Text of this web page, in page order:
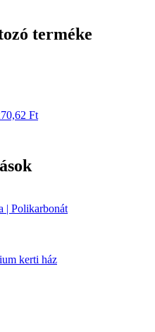
terméke
Ft
| Polikarbonát
kerti ház